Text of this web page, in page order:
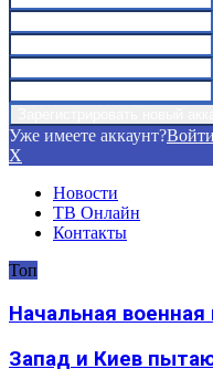
Уже имеете аккаунт?Войти
X
Новости
ТВ Онлайн
Контакты
Топ
Начальная
Запад и Киев